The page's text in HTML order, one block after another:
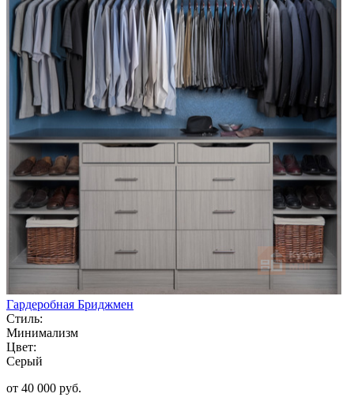
Гардеробная Бриджмен
Стиль:
Минимализм
Цвет:
Серый
от 40 000 руб.